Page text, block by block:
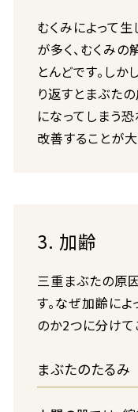
むくみによって
が多く、むくみ
とんどです。し
り返すとまぶた
になってしまう
改善することが大
3. 加齢
三重まぶたの原
す。なぜ加齢に
のか2つに分けて
まぶたのたるみ